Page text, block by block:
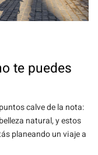
te puedes
calve de la nota:
natural, y estos
planeando un viaje a